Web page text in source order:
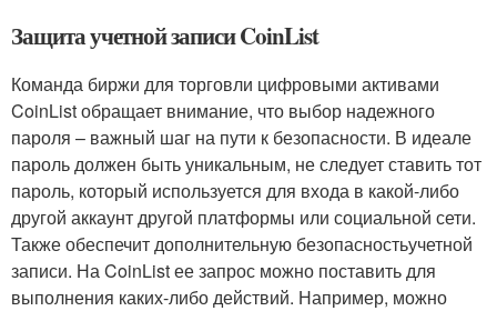
Защита учетной записи CoinList
Команда биржи для торговли цифровыми активами
CoinList обращает внимание, что выбор надежного
пароля – важный шаг на пути к безопасности. В идеале
пароль должен быть уникальным, не следует ставить тот
пароль, который используется для входа в какой-либо
другой аккаунт другой платформы или социальной сети.
Также обеспечит дополнительную безопасностьучетной
записи. На CoinList ее запрос можно поставить для
выполнения каких-либо действий. Например, можно